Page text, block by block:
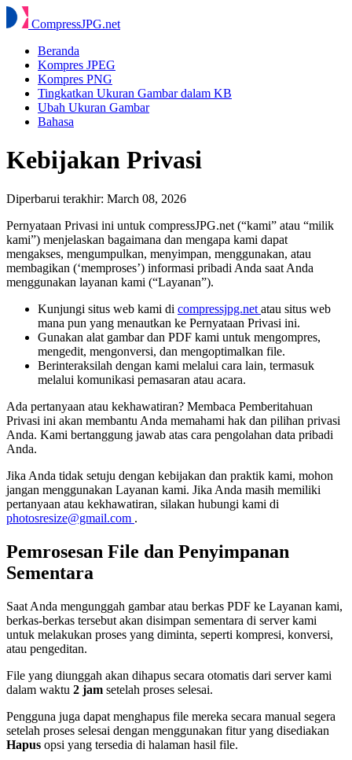
CompressJPG.net
Beranda
Kompres JPEG
Kompres PNG
Tingkatkan Ukuran Gambar dalam KB
Ubah Ukuran Gambar
Bahasa
Kebijakan Privasi
Diperbarui terakhir: March 08, 2026
Pernyataan Privasi ini untuk compressJPG.net (“kami” atau “milik
kami”) menjelaskan bagaimana dan mengapa kami dapat
mengakses, mengumpulkan, menyimpan, menggunakan, atau
membagikan (‘memproses’) informasi pribadi Anda saat Anda
menggunakan layanan kami (“Layanan”).
Kunjungi situs web kami di compressjpg.net atau situs web
mana pun yang menautkan ke Pernyataan Privasi ini.
Gunakan alat gambar dan PDF kami untuk mengompres,
mengedit, mengonversi, dan mengoptimalkan file.
Berinteraksilah dengan kami melalui cara lain, termasuk
melalui komunikasi pemasaran atau acara.
Ada pertanyaan atau kekhawatiran? Membaca Pemberitahuan
Privasi ini akan membantu Anda memahami hak dan pilihan privasi
Anda. Kami bertanggung jawab atas cara pengolahan data pribadi
Anda.
Jika Anda tidak setuju dengan kebijakan dan praktik kami, mohon
jangan menggunakan Layanan kami. Jika Anda masih memiliki
pertanyaan atau kekhawatiran, silakan hubungi kami di
photosresize@gmail.com .
Pemrosesan File dan Penyimpanan
Sementara
Saat Anda mengunggah gambar atau berkas PDF ke Layanan kami,
berkas-berkas tersebut akan disimpan sementara di server kami
untuk melakukan proses yang diminta, seperti kompresi, konversi,
atau pengeditan.
File yang diunggah akan dihapus secara otomatis dari server kami
dalam waktu 2 jam setelah proses selesai.
Pengguna juga dapat menghapus file mereka secara manual segera
setelah proses selesai dengan menggunakan fitur yang disediakan
Hapus opsi yang tersedia di halaman hasil file.